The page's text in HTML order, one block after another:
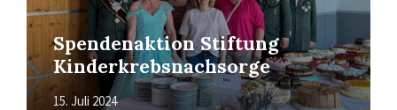
Spendenaktion Stiftung
Kinderkrebsnachsorge
15. Juli 2024